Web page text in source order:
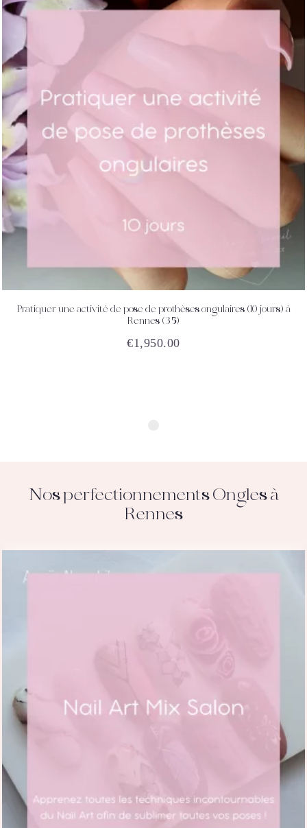
ACHETEZ DÉTAILS
Pratiquer une activité de pose de prothèses ongulaires (10 jours) à
Rennes (35)
€1,950.00
Nos perfectionnements Ongles à
Rennes